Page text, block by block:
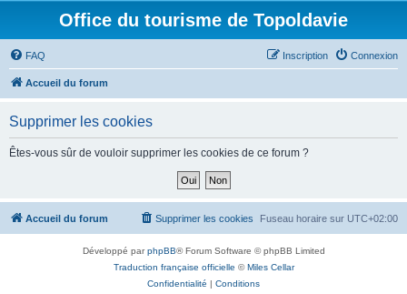
Office du tourisme de Topoldavie
FAQ Connexion
Inscription
Accueil du forum
Supprimer les cookies
Êtes-vous sûr de vouloir supprimer les cookies de ce forum ?
Accueil du forum Fuseau horaire sur UTC+02:00
Supprimer les cookies
Développé parphpBB® Forum Software © phpBB Limited
Traduction française officielle ©Miles Cellar
Confidentialité | Conditions